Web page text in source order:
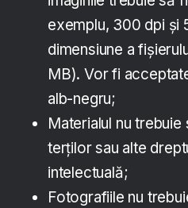
exemplu, 300 dpi și
dimensiune a
MB). Vor fi
alb-negru;
Materialul nu
terților sau alte
intelectuală;
Fotografiile nu